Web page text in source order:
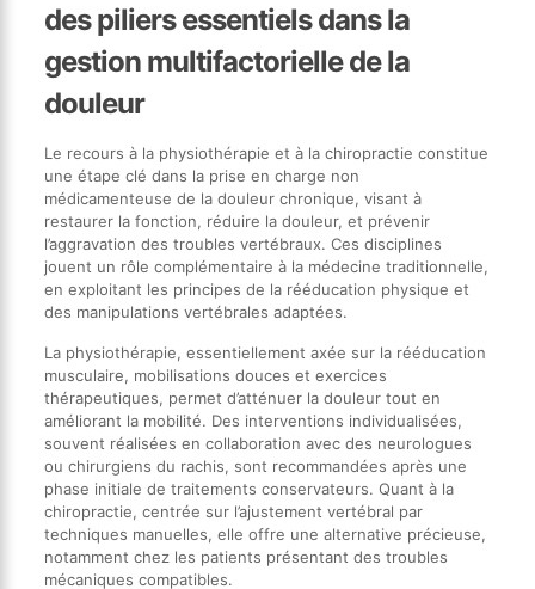
des piliers essentiels dans la
gestion multifactorielle de la
douleur
Le recours à la physiothérapie et à la chiropractie constitue
une étape clé dans la prise en charge non
médicamenteuse de la douleur chronique, visant à
restaurer la fonction, réduire la douleur, et prévenir
l’aggravation des troubles vertébraux. Ces disciplines
jouent un rôle complémentaire à la médecine traditionnelle,
en exploitant les principes de la rééducation physique et
des manipulations vertébrales adaptées.
La physiothérapie, essentiellement axée sur la rééducation
musculaire, mobilisations douces et exercices
thérapeutiques, permet d’atténuer la douleur tout en
améliorant la mobilité. Des interventions individualisées,
souvent réalisées en collaboration avec des neurologues
ou chirurgiens du rachis, sont recommandées après une
phase initiale de traitements conservateurs. Quant à la
chiropractie, centrée sur l’ajustement vertébral par
techniques manuelles, elle offre une alternative précieuse,
notamment chez les patients présentant des troubles
mécaniques compatibles.